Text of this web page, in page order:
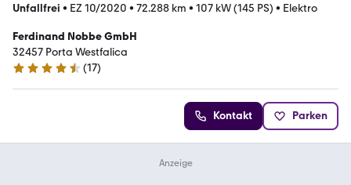
Unfallfrei • EZ 10/2020 • 72.288 km • 107 kW (145 PS) • Elektro
Ferdinand Nobbe GmbH
32457 Porta Westfalica
4.7 Sterne
(17)
Kontakt Parken